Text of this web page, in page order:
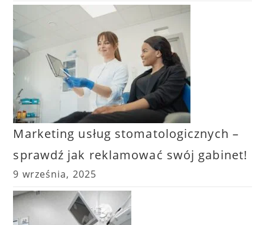
Marketing usług stomatologicznych –
sprawdź jak reklamować swój gabinet!
9 września, 2025